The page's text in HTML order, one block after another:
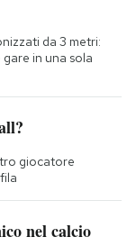
da 3 metri:
in una sola
giocatore
nel calcio